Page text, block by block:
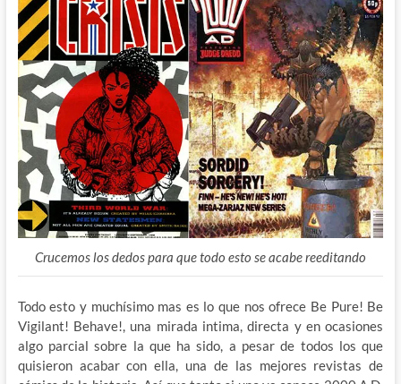
Crucemos los dedos para que todo esto se acabe reeditando
Todo esto y muchísimo mas es lo que nos ofrece Be Pure! Be
Vigilant! Behave!, una mirada intima, directa y en ocasiones
algo parcial sobre la que ha sido, a pesar de todos los que
quisieron acabar con ella, una de las mejores revistas de